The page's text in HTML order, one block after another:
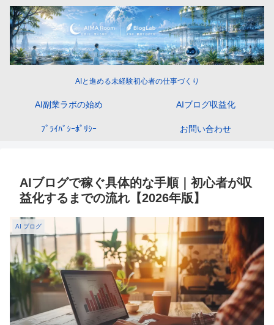
AIと進める未経験初心者の仕事づくり
AI副業ラボの始め AIブログ収益化
ﾌﾟﾗｲﾊﾞｼｰﾎﾟﾘｼｰ お問い合わせ
AIブログで稼ぐ具体的な手順｜初心者が収
益化するまでの流れ【2026年版】
AI ブログ